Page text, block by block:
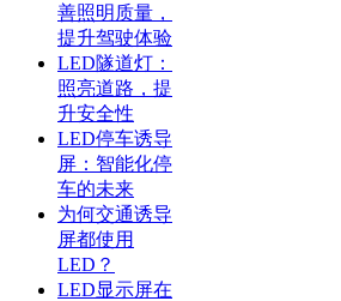
善照明质量，
提升驾驶体验
LED隧道灯：
照亮道路，提
升安全性
LED停车诱导
屏：智能化停
车的未来
为何交通诱导
屏都使用
LED？
LED显示屏在